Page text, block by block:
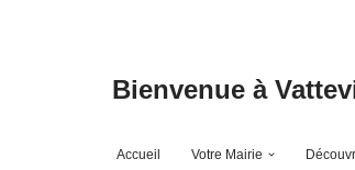
Bienvenue à
Accueil Votre Mairie